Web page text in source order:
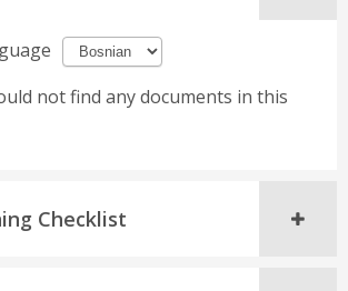
not find any documents in this
Checklist